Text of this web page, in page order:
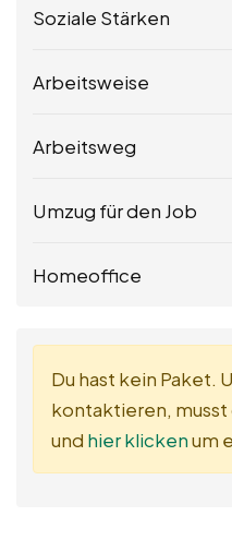
Soziale Stärken
Arbeitsweise
Arbeitsweg
Umzug für den Job
Homeoffice
Du hast kein Paket.
kontaktieren,
und hier klickenum